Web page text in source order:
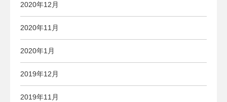
2020年12月
2020年11月
2020年1月
2019年12月
2019年11月